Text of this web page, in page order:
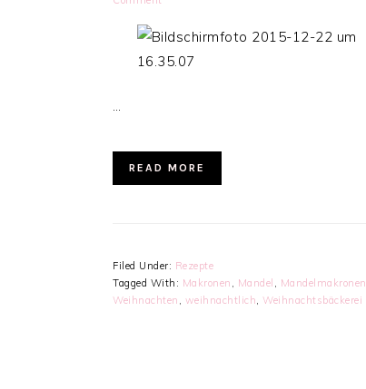
…
READ MORE
Filed Under: Rezepte
Tagged With: Makronen , Mandel , Mandelmakronen
Weihnachten , weihnachtlich, Weihnachtsbäckerei